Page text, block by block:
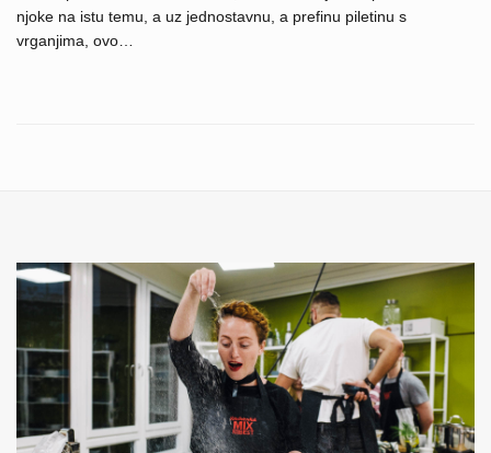
njoke na istu temu, a uz jednostavnu, a prefinu piletinu s
vrganjima, ovo…